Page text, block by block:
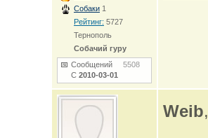
Собаки 1
Рейтинг: 5727
Тернополь
Собачий гуру
Сообщений 5508
С 2010-03-01
Weib